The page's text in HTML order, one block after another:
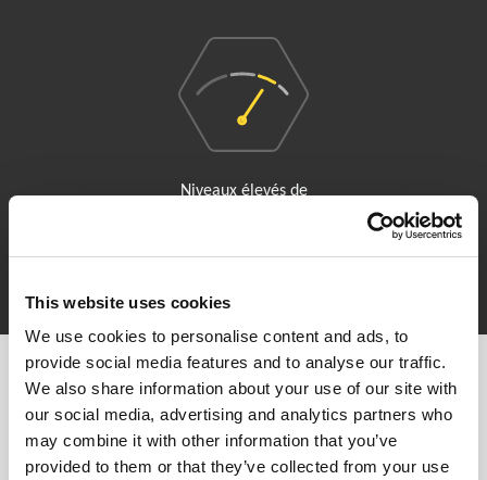
This website uses cookies
We use cookies to personalise content and ads, to
provide social media features and to analyse our traffic.
We also share information about your use of our site with
our social media, advertising and analytics partners who
may combine it with other information that you’ve
provided to them or that they’ve collected from your use
Niveaux élevés de
SYSTÈME SCOPE SCADA D'OVARRO
SOLUTIONS